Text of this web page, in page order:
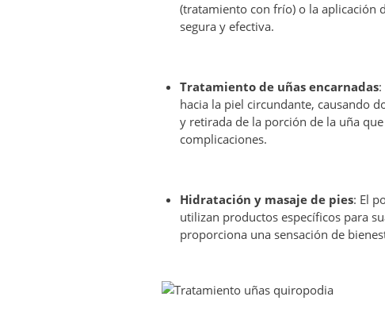
(tratamiento con frío) o la aplicación
segura y efectiva.
Tratamiento de uñas encarnadas
hacia la piel circundante, causando
y retirada de la porción de la uña
complicaciones.
Hidratación y masaje de pies: El
utilizan productos específicos para
proporciona una sensación de